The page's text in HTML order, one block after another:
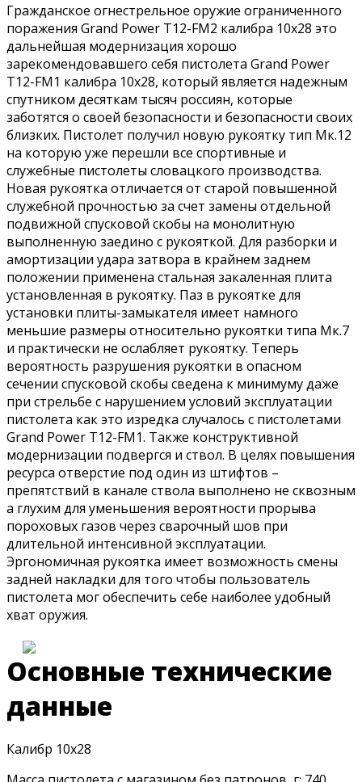
Гражданское огнестрельное оружие ограниченного
поражения Grand Power Т12-FM2 калибра 10x28 это
дальнейшая модернизация хорошо
зарекомендовавшего себя пистолета Grand Power
T12-FM1 калибра 10x28, который является надежным
спутником десяткам тысяч россиян, которые
заботятся о своей безопасности и безопасности своих
близких. Пистолет получил новую рукоятку тип Мк.12
на которую уже перешли все спортивные и
служебные пистолеты словацкого производства.
Новая рукоятка отличается от старой повышенной
служебной прочностью за счет замены отдельной
подвижной спусковой скобы на монолитную
выполненную заедино с рукояткой. Для разборки и
амортизации удара затвора в крайнем заднем
положении применена стальная закаленная плита
установленная в рукоятку. Паз в рукоятке для
установки плиты-замыкателя имеет намного
меньшие размеры относительно рукоятки типа Мк.7
и практически не ослабляет рукоятку. Теперь
вероятность разрушения рукоятки в опасном
сечении спусковой скобы сведена к минимуму даже
при стрельбе с нарушением условий эксплуатации
пистолета как это изредка случалось с пистолетами
Grand Power Т12-FM1. Также конструктивной
модернизации подвергся и ствол. В целях повышения
ресурса отверстие под один из штифтов –
препятствий в канале ствола выполнено не сквозным
а глухим для уменьшения вероятности прорыва
пороховых газов через сварочный шов при
длительной интенсивной эксплуатации.
Эргономичная рукоятка имеет возможность смены
задней накладки для того чтобы пользователь
пистолета мог обеспечить себе наиболее удобный
хват оружия.
Основные технические
данные
Калибр 10х28